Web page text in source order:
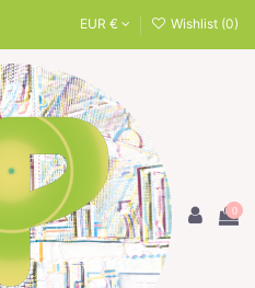
EUR € Wishlist (0)
0